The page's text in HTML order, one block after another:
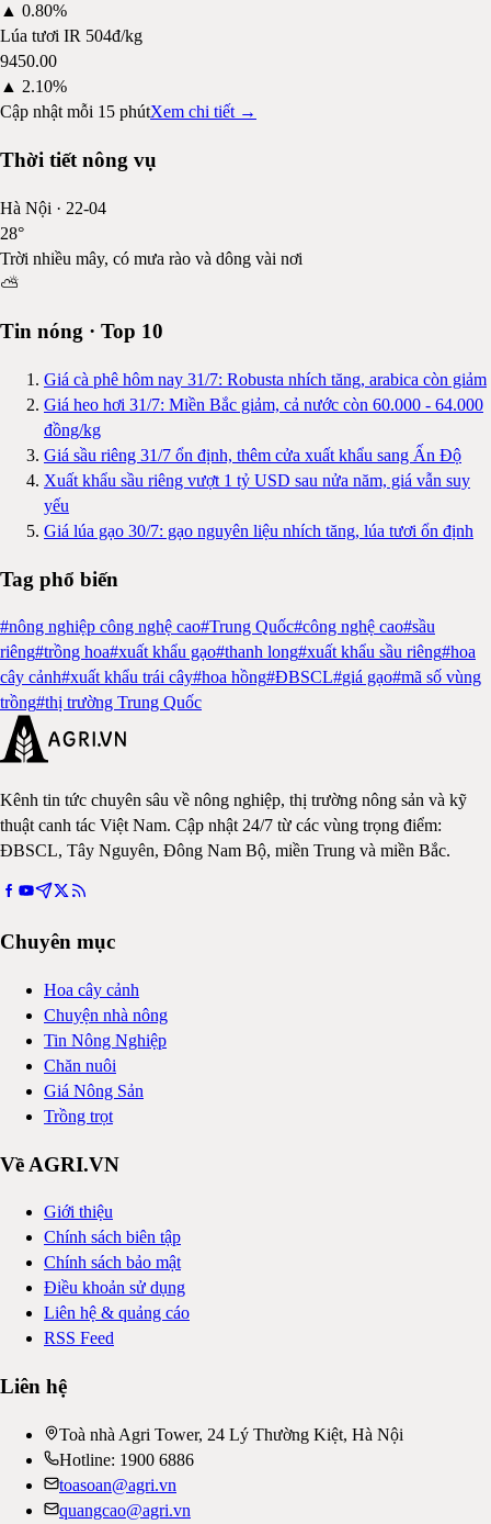
▲ 0.80%
Lúa tươi IR 504đ/kg
9450.00
▲ 2.10%
Cập nhật mỗi 15 phútXem chi tiết →
Thời tiết nông vụ
Hà Nội · 22-04
28°
Trời nhiều mây, có mưa rào và dông vài nơi
⛅
Tin nóng · Top 10
Giá cà phê hôm nay 31/7: Robusta nhích tăng, arabica còn giảm
Giá heo hơi 31/7: Miền Bắc giảm, cả nước còn 60.000 - 64.000
đồng/kg
Giá sầu riêng 31/7 ổn định, thêm cửa xuất khẩu sang Ấn Độ
Xuất khẩu sầu riêng vượt 1 tỷ USD sau nửa năm, giá vẫn suy
yếu
Giá lúa gạo 30/7: gạo nguyên liệu nhích tăng, lúa tươi ổn định
Tag phổ biến
#nông nghiệp công nghệ cao#Trung Quốc#công nghệ cao#sầu
riêng#trồng hoa#xuất khẩu gạo#thanh long#xuất khẩu sầu riêng#hoa
cây cảnh#xuất khẩu trái cây#hoa hồng#ĐBSCL#giá gạo#mã số vùng
trồng#thị trường Trung Quốc
Kênh tin tức chuyên sâu về nông nghiệp, thị trường nông sản và kỹ
thuật canh tác Việt Nam. Cập nhật 24/7 từ các vùng trọng điểm:
ĐBSCL, Tây Nguyên, Đông Nam Bộ, miền Trung và miền Bắc.
Chuyên mục
Hoa cây cảnh
Chuyện nhà nông
Tin Nông Nghiệp
Chăn nuôi
Giá Nông Sản
Trồng trọt
Về AGRI.VN
Giới thiệu
Chính sách biên tập
Chính sách bảo mật
Điều khoản sử dụng
Liên hệ & quảng cáo
RSS Feed
Liên hệ
Toà nhà Agri Tower, 24 Lý Thường Kiệt, Hà Nội
Hotline: 1900 6886
toasoan@agri.vn
quangcao@agri.vn